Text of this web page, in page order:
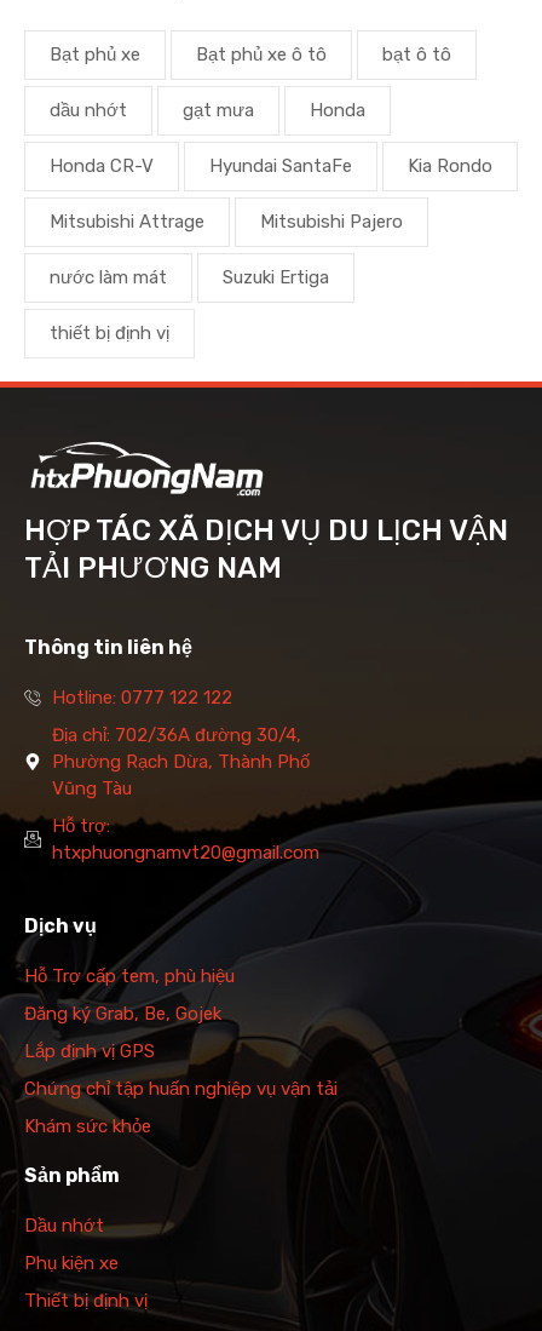
Bạt phủ xe Bạt phủ xe ô tô bạt ô tô
dầu nhớt gạt mưa Honda
Honda CR-V Hyundai SantaFe Kia Rondo
Mitsubishi Attrage Mitsubishi Pajero
nước làm mát Suzuki Ertiga
thiết bị định vị
HỢP TÁC XÃ DỊCH VỤ DU LỊCH VẬN
TẢI PHƯƠNG NAM
Thông tin liên hệ
Hotline: 0777 122 122
Địa chỉ: 702/36A đường 30/4,
Phường Rạch Dừa, Thành Phố
Vũng Tàu
Hỗ trợ:
htxphuongnamvt20@gmail.com
Dịch vụ
Hỗ Trợ cấp tem, phù hiệu
Đăng ký Grab, Be, Gojek
Lắp định vị GPS
Chứng chỉ tập huấn nghiệp vụ vận tải
Khám sức khỏe
Sản phẩm
Dầu nhớt
Phụ kiện xe
Thiết bị định vị